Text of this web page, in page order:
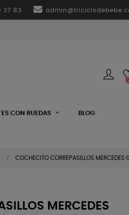
37 83
CON RUEDAS BLOG
COCHECITO CORREPASILLOS MERCEDES
MERCEDES